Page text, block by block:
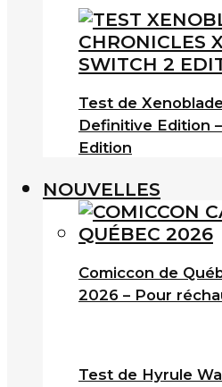
Test de
Definitive Edition
Edition
NOUVELLES
Comiccon de
2026 – Pour
Test de Hyrule